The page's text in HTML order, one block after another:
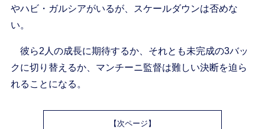
やハビ・ガルシアがいるが、スケールダウンは否めな
い。
彼ら2人の成長に期待するか、それとも未完成の3バッ
クに切り替えるか、マンチーニ監督は難しい決断を迫ら
れることになる。
【次ページ】